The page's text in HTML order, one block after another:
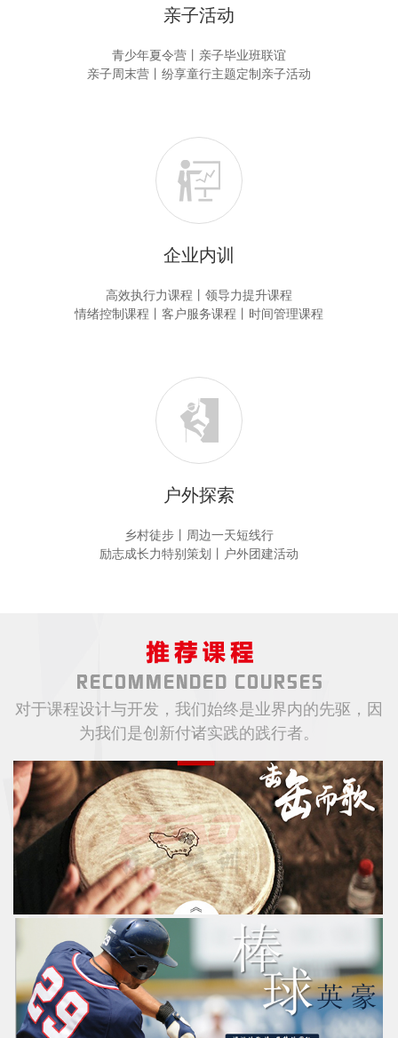
亲子活动
青少年夏令营丨亲子毕业班联谊
亲子周末营丨纷享童行主题定制亲子活动
企业内训
高效执行力课程丨领导力提升课程
情绪控制课程丨客户服务课程丨时间管理课程
户外探索
乡村徒步丨周边一天短线行
励志成长力特别策划丨户外团建活动
对于课程设计与开发，我们始终是业界内的先驱，因
为我们是创新付诸实践的践行者。